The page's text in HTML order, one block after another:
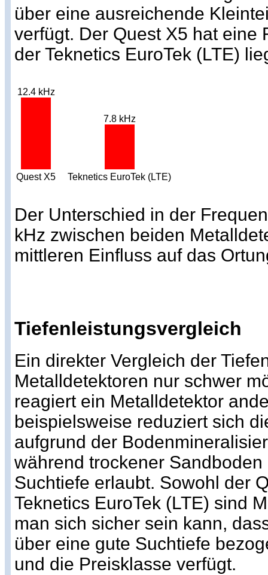
über eine ausreichende
verfügt. Der Quest X5 hat eine
der Teknetics EuroTek (LTE)
12.4 kHz
7.8 kHz
Quest X5 Teknetics EuroTek (LTE)
Der Unterschied in der
kHz zwischen beiden
mittleren Einfluss auf das
Tiefenleistungsvergleich
Ein direkter Vergleich der
Metalldetektoren nur schwer
reagiert ein Metalldetektor
beispielsweise reduziert sich
aufgrund der
während trockener
Suchtiefe erlaubt. Sowohl der
Teknetics EuroTek (LTE) sind
man sich sicher sein kann,
über eine gute Suchtiefe
und die Preisklasse verfügt.